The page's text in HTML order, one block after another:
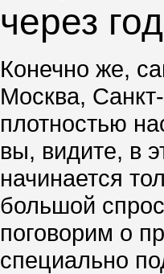
через год
Конечно же,
Москва,
плотностью
вы, видите, в
начинается
большой
поговорим о
специально